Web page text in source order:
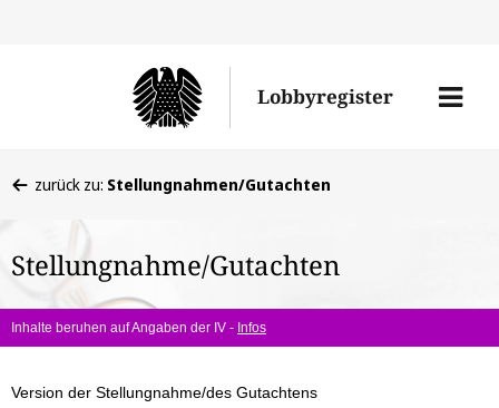
Lobbyregister
Menü
befinden
hier:
zurück zu: Stellungnahmen/Gutachten
Stellungnahme/Gutachten
Inhalte beruhen auf Angaben der IV - Infos
Version der Stellungnahme/des Gutachtens